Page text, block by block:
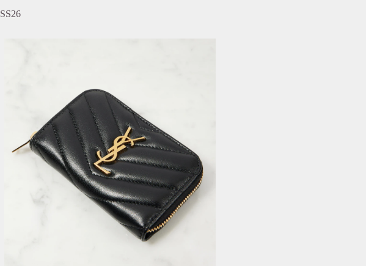
SS26